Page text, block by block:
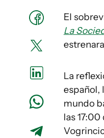
El
La
La
español,
mundo
las